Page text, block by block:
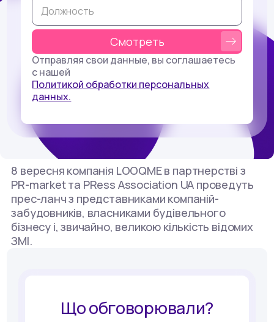
Отправляя свои данные, вы соглашаетесь
с нашей
Политикой обработки персональных
данных.
8 вересня компанія LOOQME в партнерстві з
PR-market та PRess Association UA проведуть
прес-ланч з представниками компаній-
забудовників, власниками будівельного
бізнесу і, звичайно, великою кількість відомих
ЗМІ.
Що обговорювали?